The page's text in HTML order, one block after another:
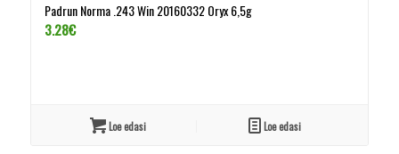
Padrun Norma .243 Win 20160332 Oryx 6,5g
3.28€
Loe edasi Loe edasi